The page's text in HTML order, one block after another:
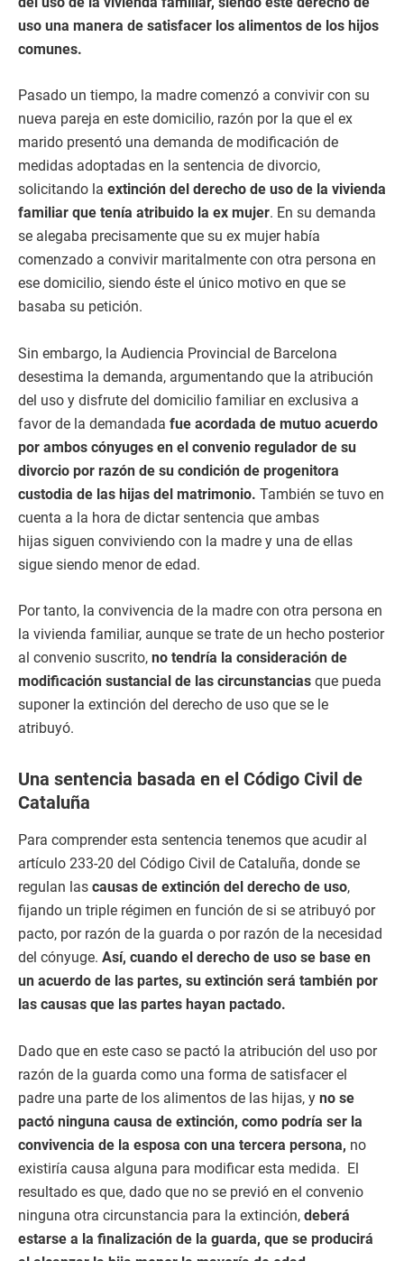
uso una manera de satisfacer los alimentos de los hijos
comunes.
Pasado un tiempo, la madre comenzó a convivir con su
nueva pareja en este domicilio, razón por la que el ex
marido presentó una demanda de modificación de
medidas adoptadas en la sentencia de divorcio,
solicitando la extinción del derecho de uso de la vivienda
familiar que tenía atribuido la ex mujer. En su demanda
se alegaba precisamente que su ex mujer había
comenzado a convivir maritalmente con otra persona en
ese domicilio, siendo éste el único motivo en que se
basaba su petición.
Sin embargo, la Audiencia Provincial de Barcelona
desestima la demanda, argumentando que la atribución
del uso y disfrute del domicilio familiar en exclusiva a
favor de la demandada fue acordada de mutuo acuerdo
por ambos cónyuges en el convenio regulador de su
divorcio por razón de su condición de progenitora
custodia de las hijas del matrimonio. También se tuvo en
cuenta a la hora de dictar sentencia que ambas
hijas siguen conviviendo con la madre y una de ellas
sigue siendo menor de edad.
Por tanto, la convivencia de la madre con otra persona en
la vivienda familiar, aunque se trate de un hecho posterior
al convenio suscrito, no tendría la consideración de
modificación sustancial de las circunstancias que pueda
suponer la extinción del derecho de uso que se le
atribuyó.
Una sentencia basada en el Código Civil de
Cataluña
Para comprender esta sentencia tenemos que acudir al
artículo 233-20 del Código Civil de Cataluña, donde se
regulan las causas de extinción del derecho de uso,
fijando un triple régimen en función de si se atribuyó por
pacto, por razón de la guarda o por razón de la necesidad
del cónyuge. Así, cuando el derecho de uso se base en
un acuerdo de las partes, su extinción será también por
las causas que las partes hayan pactado.
Dado que en este caso se pactó la atribución del uso por
razón de la guarda como una forma de satisfacer el
padre una parte de los alimentos de las hijas, y no se
pactó ninguna causa de extinción, como podría ser la
convivencia de la esposa con una tercera persona, no
existiría causa alguna para modificar esta medida. El
resultado es que, dado que no se previó en el convenio
ninguna otra circunstancia para la extinción, deberá
estarse a la finalización de la guarda, que se producirá